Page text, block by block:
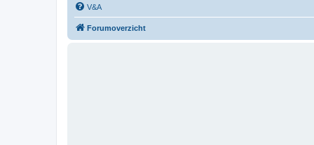
V&A
Forumoverzicht